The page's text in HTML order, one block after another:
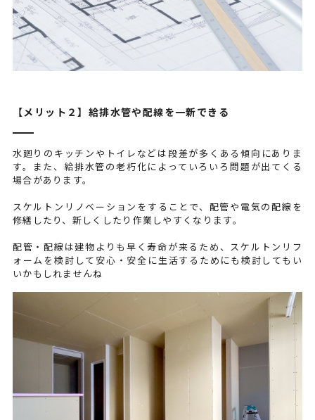
【メリット２】給排水管や配線を一新できる
水廻りのキッチンやトイレなどは段差が多くある傾向にありま
す。また、給排水管の老朽化によっていろいろ問題が出てくる
場合があります。
スケルトンリノベーションをすることで、配管や電気の配線を
修繕したり、新しくしたり作業しやすくなります。
配管・配線は建物よりも早く寿命が来るため、スケルトンリフ
ォームを検討して安心・安全に生活するためにも検討してもい
いかもしれませんね